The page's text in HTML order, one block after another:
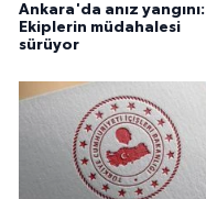
Ankara'da anız yangını:
Ekiplerin müdahalesi
sürüyor